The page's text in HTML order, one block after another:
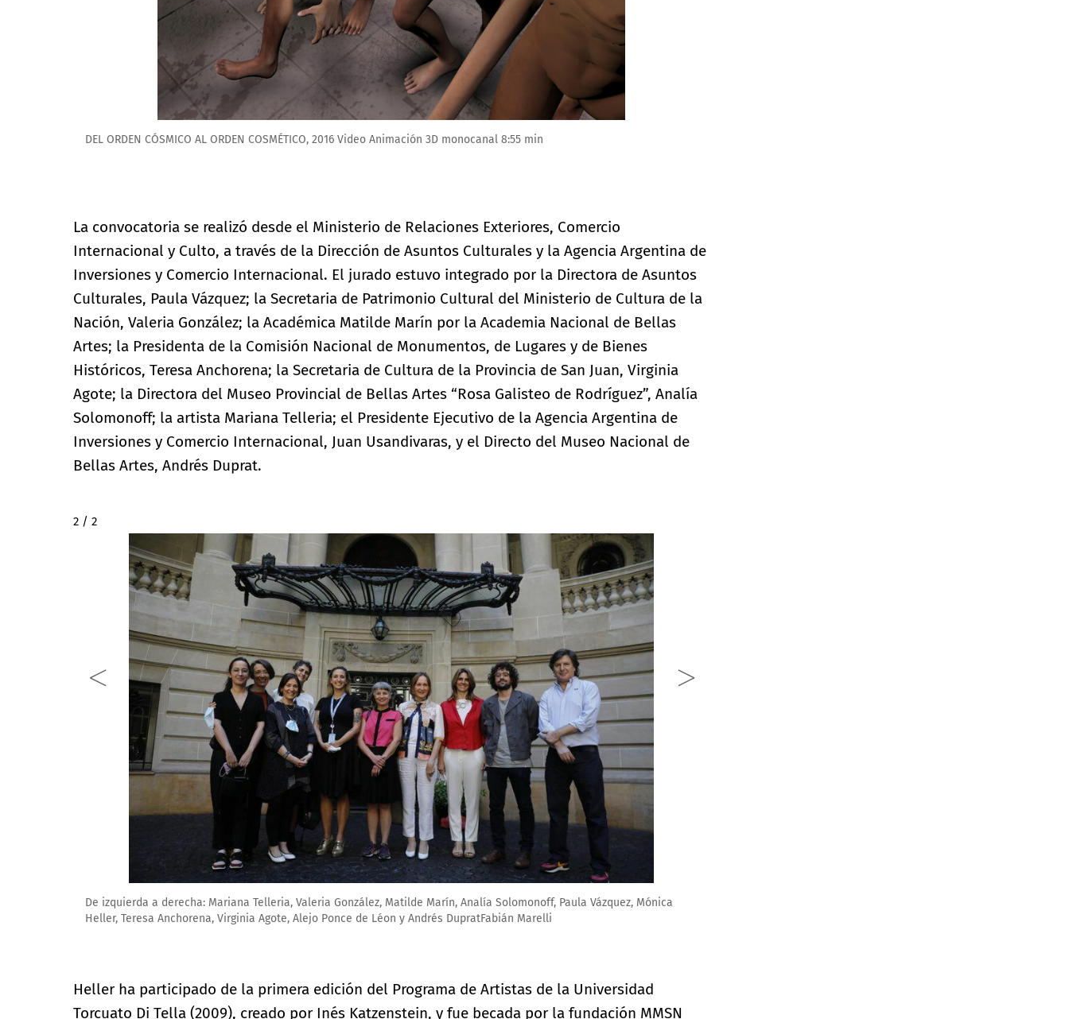
DEL ORDEN CÓSMICO AL ORDEN COSMÉTICO, 2016 Video Animación 3D monocanal 8:55 min
La convocatoria se realizó desde el Ministerio de Relaciones Exteriores, Comercio
Internacional y Culto, a través de la Dirección de Asuntos Culturales y la Agencia Argentina de
Inversiones y Comercio Internacional. El jurado estuvo integrado por la Directora de Asuntos
Culturales, Paula Vázquez; la Secretaria de Patrimonio Cultural del Ministerio de Cultura de la
Nación, Valeria González; la Académica Matilde Marín por la Academia Nacional de Bellas
Artes; la Presidenta de la Comisión Nacional de Monumentos, de Lugares y de Bienes
Históricos, Teresa Anchorena; la Secretaria de Cultura de la Provincia de San Juan, Virginia
Agote; la Directora del Museo Provincial de Bellas Artes “Rosa Galisteo de Rodríguez”, Analía
Solomonoff; la artista Mariana Telleria; el Presidente Ejecutivo de la Agencia Argentina de
Inversiones y Comercio Internacional, Juan Usandivaras, y el Directo del Museo Nacional de
Bellas Artes, Andrés Duprat.
2 / 2
De izquierda a derecha: Mariana Telleria, Valeria González, Matilde Marín, Analía Solomonoff, Paula Vázquez, Mónica
Heller, Teresa Anchorena, Virginia Agote, Alejo Ponce de Léon y Andrés DupratFabián Marelli
Heller ha participado de la primera edición del Programa de Artistas de la Universidad
Torcuato Di Tella (2009), creado por Inés Katzenstein, y fue becada por la fundación MMSN